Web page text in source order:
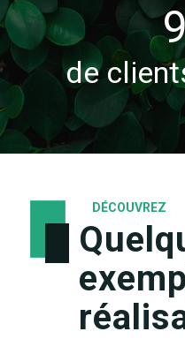
de
DÉCOUVREZ